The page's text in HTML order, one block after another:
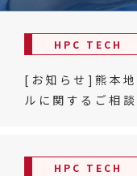
HPC TECH
[お知らせ]熊本
ルに関するご相
HPC TECH